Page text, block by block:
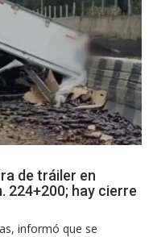
de tráiler en
224+200; hay cierre
informó que se